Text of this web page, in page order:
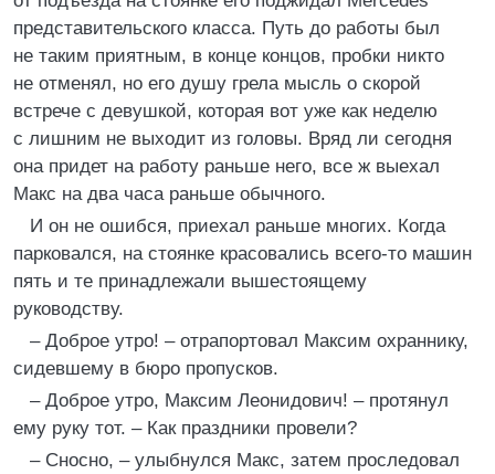
представительского класса. Путь до работы был
не таким приятным, в конце концов, пробки никто
не отменял, но его душу грела мысль о скорой
встрече с девушкой, которая вот уже как неделю
с лишним не выходит из головы. Вряд ли сегодня
она придет на работу раньше него, все ж выехал
Макс на два часа раньше обычного.
И он не ошибся, приехал раньше многих. Когда
парковался, на стоянке красовались всего-то машин
пять и те принадлежали вышестоящему
руководству.
– Доброе утро! – отрапортовал Максим охраннику,
сидевшему в бюро пропусков.
– Доброе утро, Максим Леонидович! – протянул
ему руку тот. – Как праздники провели?
– Сносно, – улыбнулся Макс, затем проследовал